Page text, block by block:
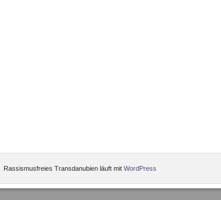
Rassismusfreies Transdanubien läuft mit WordPress